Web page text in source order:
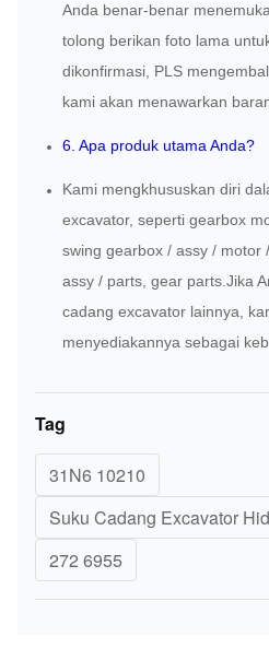
Anda benar-benar
tolong berikan foto lama
dikonfirmasi, PLS
kami akan menawarkan
6. Apa produk utama Anda?
Kami mengkhususkan diri
excavator, seperti gearbox
swing gearbox / assy / motor
assy / parts, gear parts.Jika
cadang excavator lainnya,
menyediakannya sebagai
Tag
31N6 10210
Suku Cadang Excavator
272 6955